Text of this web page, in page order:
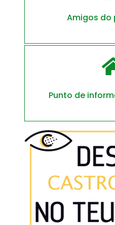
Amigos do
Punto de